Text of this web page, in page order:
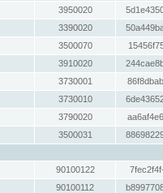
3950020
3390020
3500070
3910020
3730001
3730010
3790020
3500031
90100122
90100112